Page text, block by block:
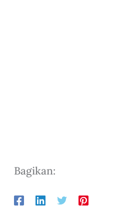
Bagikan: